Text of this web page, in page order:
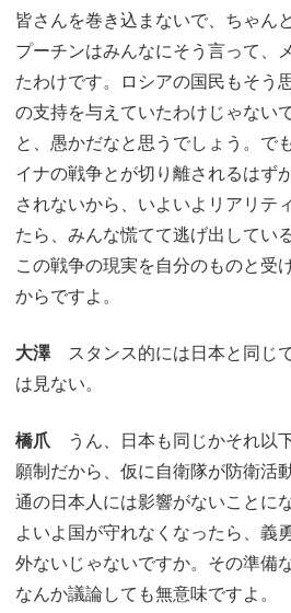
皆さんを巻き込まないで、ちゃん
プーチンはみんなにそう言って、
たわけです。ロシアの国民もそう
の支持を与えていたわけじゃない
と、愚かだなと思うでしょう。で
イナの戦争とが切り離されるはず
されないから、いよいよリアリテ
たら、みんな慌てて逃げ出してい
この戦争の現実を自分のものと受
からですよ。
大澤スタンス的には日本と同じ
は見ない。
橋爪 うん、日本も同じかそれ以
願制だから、仮に自衛隊が防衛活
通の日本人には影響がないことに
よいよ国が守れなくなったら、義
外ないじゃないですか。その準備
なんか議論しても無意味ですよ。